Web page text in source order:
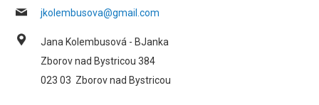
jkolembusova@gmail.com
Jana Kolembusová - BJanka
Zborov nad Bystricou 384
023 03 Zborov nad Bystricou